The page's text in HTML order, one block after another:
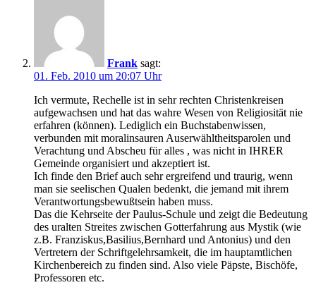
Frank sagt:
01. Feb. 2010 um 20:07 Uhr
Ich vermute, Rechelle ist in sehr rechten Christenkreisen
aufgewachsen und hat das wahre Wesen von Religiosität nie
erfahren (können). Lediglich ein Buchstabenwissen,
verbunden mit moralinsauren Auserwähltheitsparolen und
Verachtung und Abscheu für alles , was nicht in IHRER
Gemeinde organisiert und akzeptiert ist.
Ich finde den Brief auch sehr ergreifend und traurig, wenn
man sie seelischen Qualen bedenkt, die jemand mit ihrem
Verantwortungsbewußtsein haben muss.
Das die Kehrseite der Paulus-Schule und zeigt die Bedeutung
des uralten Streites zwischen Gotterfahrung aus Mystik (wie
z.B. Franziskus,Basilius,Bernhard und Antonius) und den
Vertretern der Schriftgelehrsamkeit, die im hauptamtlichen
Kirchenbereich zu finden sind. Also viele Päpste, Bischöfe,
Professoren etc.